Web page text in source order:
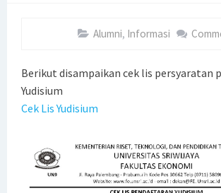
Jadwal Kuliah Bulan Ramadhan
Akreditasi Internasional Full Accredited
status Unconditional Program Studi
Alumni, Informasi
Berikut disampaikan cek lis persyaratan
Yudisium
Cek Lis Yudisium